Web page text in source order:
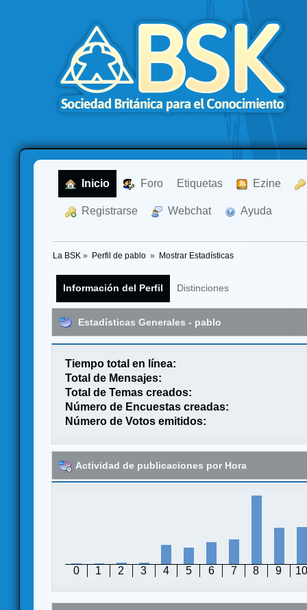
Inicio Foro Etiquetas Ezine
Registrarse Webchat Ayuda
La BSK » Perfil de pablo » Mostrar Estadísticas
Información del Perfil Distinciones
Estadísticas Generales - pablo
Tiempo total en línea:
Total de Mensajes:
Total de Temas creados:
Número de Encuestas creadas:
Número de Votos emitidos:
Actividad de publicaciones por Hora
0 1 2 3 4 5 6 7 8 9 10